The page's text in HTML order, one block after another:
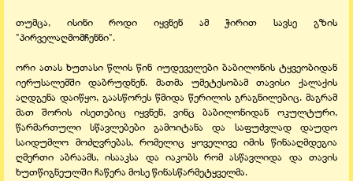
თუმცა, ისინი როდი იყვნენ ამ ჭირით სავსე გზის
"პირველაღმომჩენნი".
ორი ათას ხუთასი წლის წინ იუდეველები ბაბილონის ტყვეობიდან
იერუსალემში დაბრუდნენ. მათმა უმეტესობამ თავისი ქალაქის
აღდგენა დაიწყო, გაასწორეს წმიდა წერილის გრაგნილებიც. მაგრამ
მათ შორის ისეთებიც იყვნენ, ვინც ბაბილონიდან ოკულტური,
წარმართული სწავლებები გამოიტანა და საფუძვლად დაუდო
საიდუმლო მოძღვრებას, რომელიც ყოველივე იმის წინააღმდეგია
ღმერთი აბრაამს, ისააკსა და იაკობს რომ ასწავლიდა და თავის
ხუთწიგნეულში ჩაწერა მოსე წინასწარმეტყველმა.